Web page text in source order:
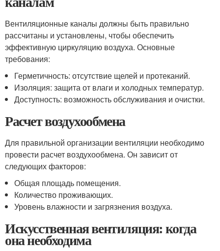
Вентиляционные каналы должны быть правильно
рассчитаны и установлены, чтобы обеспечить
эффективную циркуляцию воздуха. Основные
требования:
Герметичность: отсутствие щелей и протеканий.
Изоляция: защита от влаги и холодных температур.
Доступность: возможность обслуживания и очистки.
Расчет воздухообмена
Для правильной организации вентиляции необходимо
провести расчет воздухообмена. Он зависит от
следующих факторов:
Общая площадь помещения.
Количество проживающих.
Уровень влажности и загрязнения воздуха.
Искусственная вентиляция: когда
она необходима